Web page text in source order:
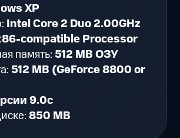
XP
Intel Core 2 Duo 2.00GHz
compatible Processor
память:512 MB ОЗУ
512 MB (GeForce 8800 or
9.0c
850 MB